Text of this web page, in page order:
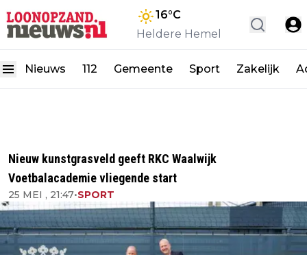
16°C
Heldere Hemel
Nieuws 112 Gemeente Sport Zakelijk
Nieuw kunstgrasveld geeft RKC Waalwijk
Voetbalacademie vliegende start
25 MEI , 21:47•SPORT